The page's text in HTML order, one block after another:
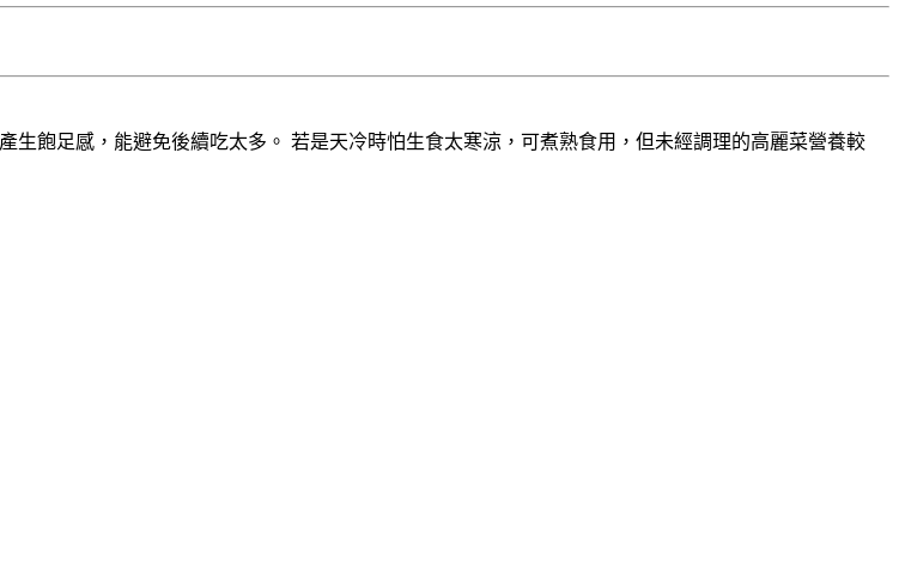
生飽足感，能避免後續吃太多。 若是天冷時怕生食太寒涼，可煮熟食用，但未經調理的高麗菜營養較